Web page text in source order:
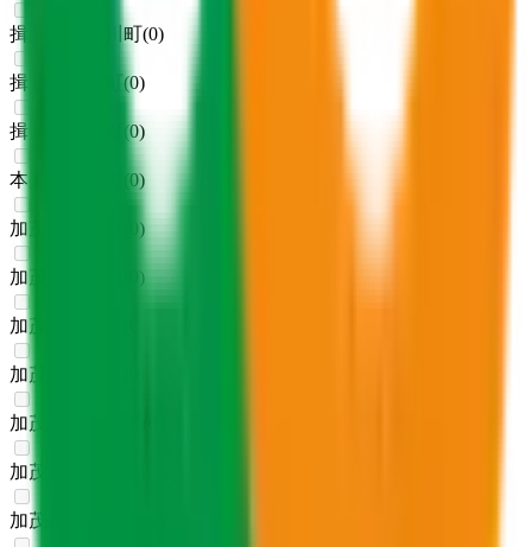
揖斐郡揖斐川町(0)
揖斐郡大野町 (0)
揖斐郡池田町 (0)
本巣郡北方町 0)
加茂郡坂祝町 )
加茂郡富加町 )
加茂郡川辺町
加茂郡七宗町
加茂郡八百津町
加茂郡白川町
加茂郡東白川村